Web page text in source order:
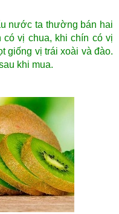
nước ta thường bán hai
có vị chua, khi chín có vị
giống vị trái xoài và đào.
khi mua.